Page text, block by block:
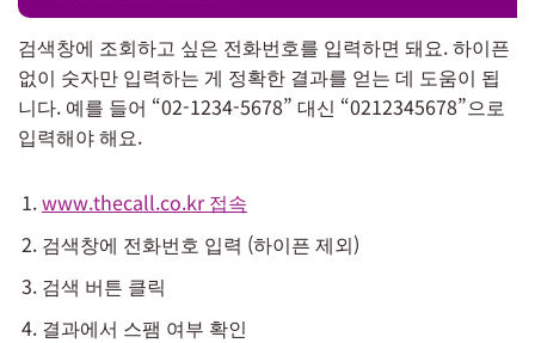
검색창에 조회하고 싶은 전화번호를 입력하면 돼요. 하이픈
없이 숫자만 입력하는 게 정확한 결과를 얻는 데 도움이 됩
니다. 예를 들어 “02-1234-5678” 대신 “0212345678”으로
입력해야 해요.
www.thecall.co.kr 접속
검색창에 전화번호 입력 (하이픈 제외)
검색 버튼 클릭
결과에서 스팸 여부 확인